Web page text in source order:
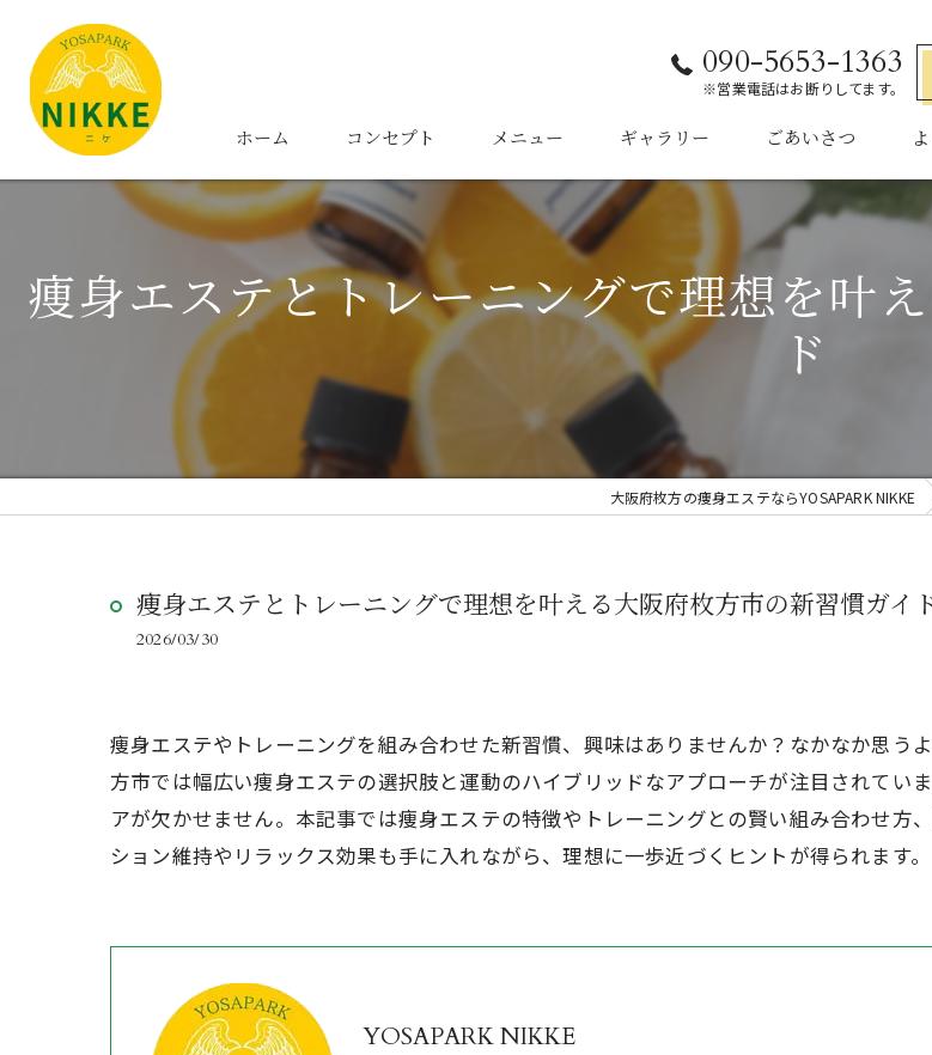
090-5653-1363
※営業電話はお断りしてます。
ホーム コンセプト メニュー ギャラリー ごあいさつ
痩身エステとトレーニングで理想を叶
ド
大阪府枚方の痩身エステならYOSAPARK NIKKE
痩身エステとトレーニングで理想を叶える大阪府枚方市の新習慣ガイ
2026/03/30
痩身エステやトレーニングを組み合わせた新習慣、興味はありませんか？なかなか思う
方市では幅広い痩身エステの選択肢と運動のハイブリッドなアプローチが注目されてい
アが欠かせません。本記事では痩身エステの特徴やトレーニングとの賢い組み合わせ方
ション維持やリラックス効果も手に入れながら、理想に一歩近づくヒントが得られます。
YOSAPARK NIKKE